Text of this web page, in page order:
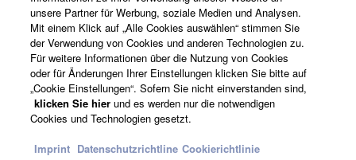
Deutschland - German
Business
unsere Partner für Werbung, soziale Medien und Analysen.
Mit einem Klick auf „Alle Cookies auswählen“ stimmen Sie
der Verwendung von Cookies und anderen Technologien zu.
Für weitere Informationen über die Nutzung von Cookies
oder für Änderungen Ihrer Einstellungen klicken Sie bitte auf
„Cookie Einstellungen“. Sofern Sie nicht einverstanden sind,
klicken Sie hier und es werden nur die notwendigen
Cookies und Technologien gesetzt.
Imprint Datenschutzrichtline Cookierichtlinie